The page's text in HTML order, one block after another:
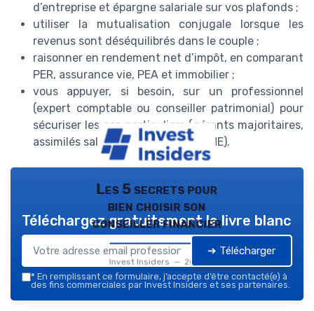
d’entreprise et épargne salariale sur vos plafonds ;
utiliser la mutualisation conjugale lorsque les
revenus sont déséquilibrés dans le couple ;
raisonner en rendement net d’impôt, en comparant
PER, assurance vie, PEA et immobilier ;
vous appuyer, si besoin, sur un professionnel
(expert comptable ou conseiller patrimonial) pour
sécuriser les cas particuliers (gérants majoritaires,
assimilés salariés, dirigeants de PME).
Les 5 secrets pour
bien choisir son
conseiller financier
Invest Insiders — 2026
Téléchargez gratuitement le livre blanc
➔ Télécharger
* En remplissant ce formulaire, j’accepte d’être contacté(e) à
des fins commerciales par Invest Insiders et ses partenaires.